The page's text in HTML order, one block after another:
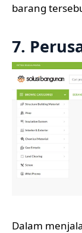
barang
7.
Dalam